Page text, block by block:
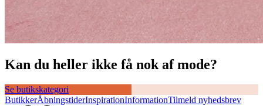
Kan du heller ikke få nok af mode?
Se butikskategori
ButikkerÅbningstiderInspirationInformationTilmeld nyhedsbrev